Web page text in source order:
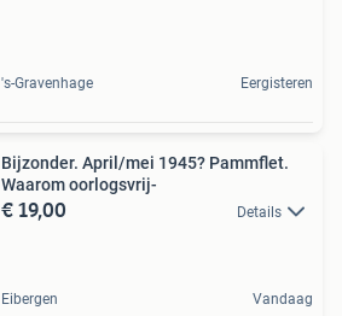
's-Gravenhage Eergisteren
Bijzonder. April/mei 1945? Pammflet.
Waarom oorlogsvrij-
€ 19,00 Details
Eibergen Vandaag